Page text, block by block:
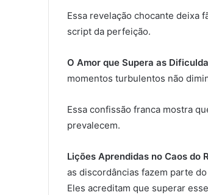
Essa revelação chocante deixa
script da perfeição.
O Amor que Supera as
momentos turbulentos não
Essa confissão franca mostra
prevalecem.
Lições Aprendidas no Caos do
as discordâncias fazem parte
Eles acreditam que superar